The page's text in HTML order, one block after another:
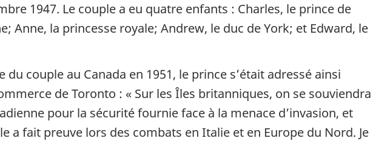
1947. Le couple a eu quatre enfants : Charles, le prince de
Anne, la princesse royale; Andrew, le duc de York; et Edward, le
du couple au Canada en 1951, le prince s’était adressé ainsi
de Toronto : « Sur les Îles britanniques, on se souviendra
pour la sécurité fournie face à la menace d’invasion, et
a fait preuve lors des combats en Italie et en Europe du Nord. Je